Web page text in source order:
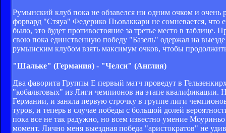
Румынский клуб пока не обзавелся ни одним очком и очень
форвард "Стяуа" Федерико Пьоваккари не сомневается, что
было, это будет противостояние за третье место в
свою пока единственную победу "Базель" одержал на
румынским клубом взять максимум очков, чтобы
"Шальке" (Германия) - "Челси" (Англия)
Два фаворита Группы Е первый матч проведут в
"кобальтовых" из Лиги чемпионов на этапе квалификации.
Германии, и заняла первую строчку в группе лиги
туров, и теперь в случае победы с большой долей
пока все не так радужно, но всем известно умение
момент. Лично меня выездная победа "аристократов" не